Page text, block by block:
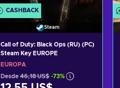
CASHBACK
Steam
Call of Duty: Black Ops (RU) (PC)
Steam Key EUROPE
EUROPA
Desde 46,18 US$ -73%